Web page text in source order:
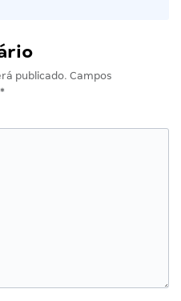
publicado. Campos
*